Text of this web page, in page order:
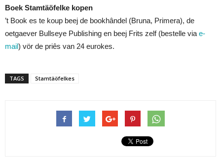
Boek Stamtäöfelke kopen
’t Book es te koup beej de bookhândel (Bruna, Primera), de
oetgaever Bullseye Publishing en beej Frits zelf (bestelle via e-
mail) vör de priês van 24 eurokes.
TAGS Stamtäöfelkes